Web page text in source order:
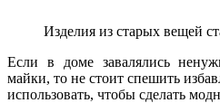
Изделия из старых вещей
Если в доме завалялись
майки, то не стоит спешить
использовать, чтобы сделать